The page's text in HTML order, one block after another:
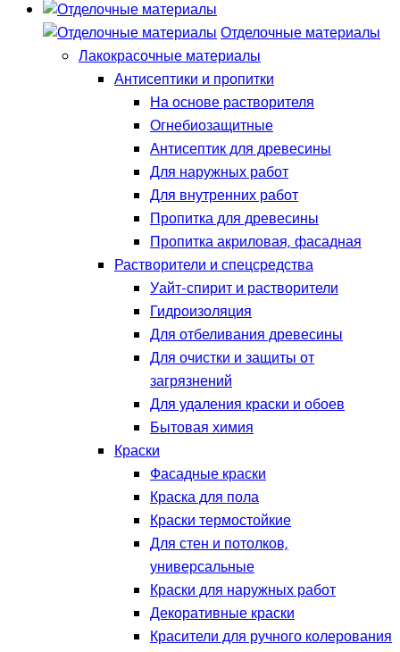
Отделочные материалы
Лакокрасочные материалы
Антисептики и пропитки
На основе растворителя
Огнебиозащитные
Антисептик для древесины
Для наружных работ
Для внутренних работ
Пропитка для древесины
Пропитка акриловая, фасадная
Растворители и спецсредства
Уайт-спирит и растворители
Гидроизоляция
Для отбеливания древесины
Для очистки и защиты от
загрязнений
Для удаления краски и обоев
Бытовая химия
Краски
Фасадные краски
Краска для пола
Краски термостойкие
Для стен и потолков,
универсальные
Краски для наружных работ
Декоративные краски
Красители для ручного колерования